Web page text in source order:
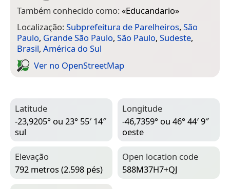
Também conhecido como:«Educandario»
Localização:Subprefeitura de Parelheiros, São
Paulo, Grande São Paulo, São Paulo, Sudeste,
Brasil, América do Sul
Ver no Open­Street­Map
Latitude
-23,9205° ou 23° 55′ 14″
sul
Longitude
-46,7359° ou 46° 44′ 9″
oeste
Elevação
792 metros (2.598 pés)
Open location code
588M37H7+QJ